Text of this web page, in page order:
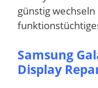
günstig
Samsung
Display